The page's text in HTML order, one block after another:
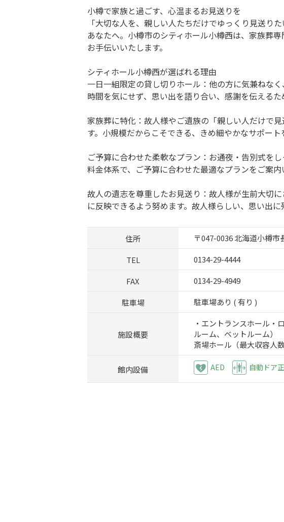
小樽で家族と過ごす、心温まるお見送りを
「大切な人を、親しい人たちだけでゆっくり見送り
あなたへ。小樽市のシティホール小樽西は、家族葬
お手伝いいたします。
シティホール小樽西が選ばれる理由
一日一組限定の貸し切りホール：他の方に気兼ねな
時間を気にせず、思い出を語り合い、感謝を伝える
家族葬に特化：故人様やご遺族の「親しい人だけで
す。小規模だからこそできる、きめ細やかなサポート
ご予算に合わせた柔軟なプラン：お通夜・告別式を
料金体系で、ご予算に合わせた最適なプランをご案内
故人の遺志を尊重したお見送り：故人様が生前大切
に反映できるよう努めます。故人様らしい、思い出に
住所
〒047-0036 北海道小樽市
TEL
0134-29-4444
FAX
0134-29-4949
駐車場
駐車場あり ( 有り )
施設概要
・エントランスホール・
ルーム、ベットルーム）
斎場ホール（最大収容人
館内設備 AED 自動ドア